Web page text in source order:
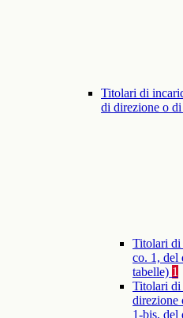
Titolari di
di direzione o
Titolari di
co. 1, del
tabelle) 1
Titolari di
direzione
1-bis, del